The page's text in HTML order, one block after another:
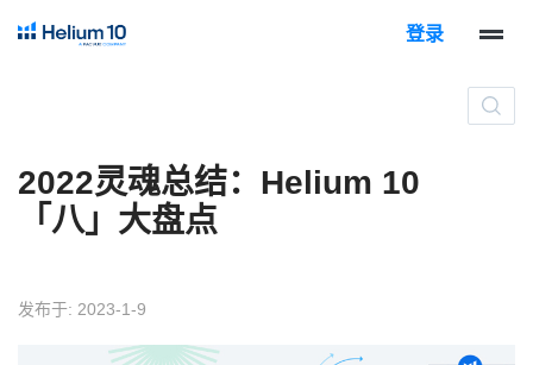
登录
2022灵魂总结：Helium 10
「八」大盘点
发布于: 2023-1-9